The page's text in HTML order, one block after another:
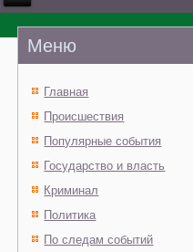
Меню
Главная
Происшествия
Популярные события
Государство и власть
Криминал
Политика
По следам событий